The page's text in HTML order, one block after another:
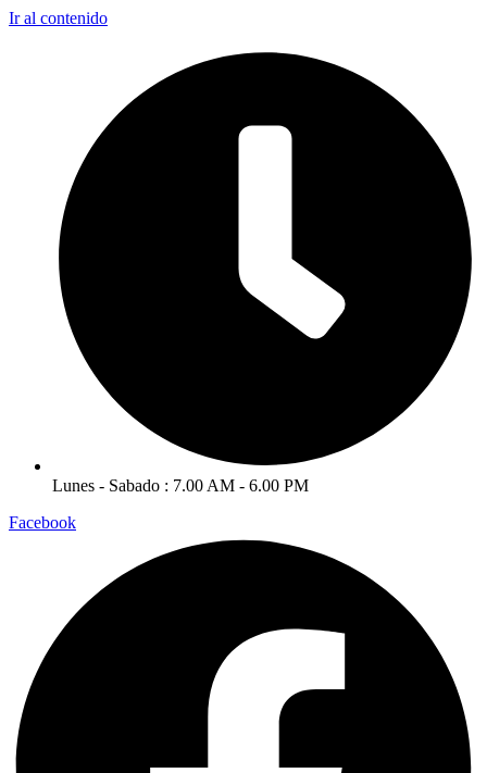
Ir al contenido
Lunes - Sabado : 7.00 AM - 6.00 PM
Facebook